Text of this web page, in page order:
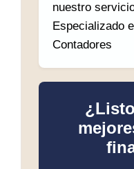
nuestro
Especializado
Contadores